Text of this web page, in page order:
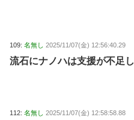
109: 名無し 2025/11/07(金) 12:56:40.29
流石にナノハは支援が不足
112: 名無し 2025/11/07(金) 12:58:58.88